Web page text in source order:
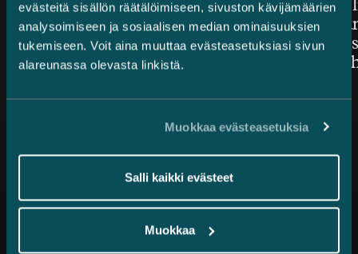
evästeitä sisällön räätälöimiseen, sivuston kävijämäärien
analysoimiseen ja sosiaalisen median ominaisuuksien
tukemiseen. Voit aina muuttaa evästeasetuksiasi sivun
alareunassa olevasta linkistä.
Muokkaa evästeasetuksia
Salli kaikki evästeet
Muokkaa
asianajotoimistoksi Benchmark
Litigation Europe Awards
2026 -kilpailussa
lisäarvon
mukana
Kaikki uutiset